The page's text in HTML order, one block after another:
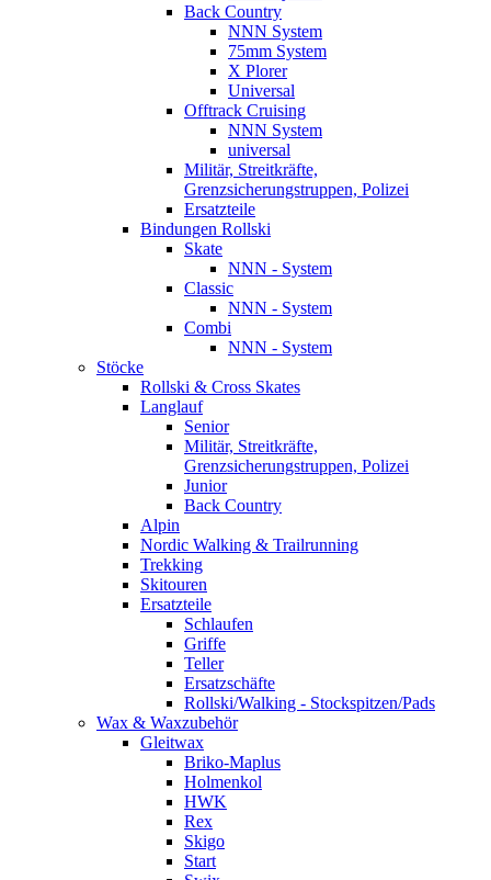
Back Country
NNN System
75mm System
X Plorer
Universal
Offtrack Cruising
NNN System
universal
Militär, Streitkräfte,
Grenzsicherungstruppen, Polizei
Ersatzteile
Bindungen Rollski
Skate
NNN - System
Classic
NNN - System
Combi
NNN - System
Stöcke
Rollski & Cross Skates
Langlauf
Senior
Militär, Streitkräfte,
Grenzsicherungstruppen, Polizei
Junior
Back Country
Alpin
Nordic Walking & Trailrunning
Trekking
Skitouren
Ersatzteile
Schlaufen
Griffe
Teller
Ersatzschäfte
Rollski/Walking - Stockspitzen/Pads
Wax & Waxzubehör
Gleitwax
Briko-Maplus
Holmenkol
HWK
Rex
Skigo
Start